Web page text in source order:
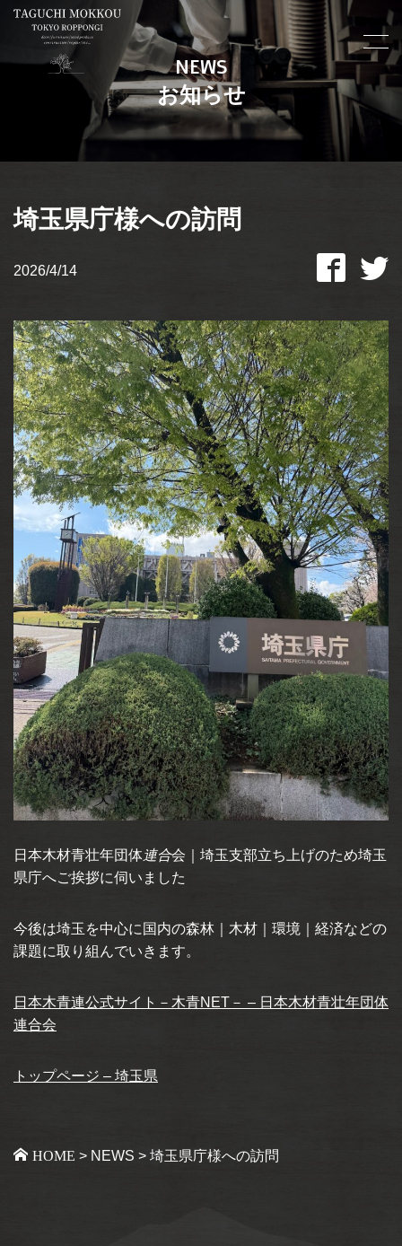
NEWS
お知らせ
埼玉県庁様への訪問
2026/4/14
日本木材青壮年団体連合会｜埼玉支部立ち上げのため埼玉
県庁へご挨拶に伺いました
今後は埼玉を中心に国内の森林｜木材｜環境｜経済などの
課題に取り組んでいきます。
日本木青連公式サイト－木青NET－ – 日本木材青壮年団体
連合会
トップページ – 埼玉県
HOME > NEWS > 埼玉県庁様への訪問